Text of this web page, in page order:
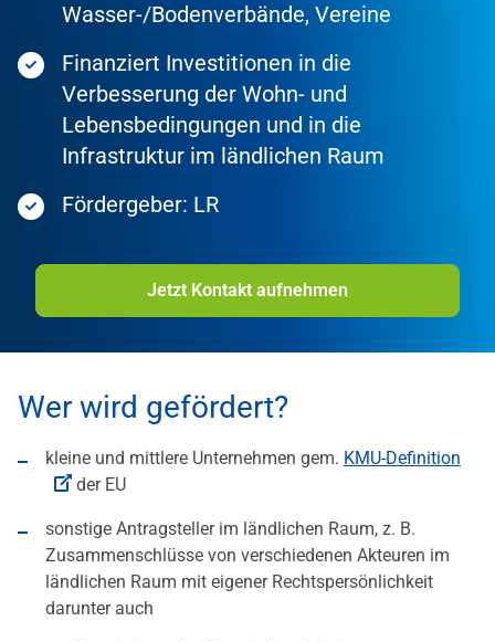
Wasser-/Bodenverbände, Vereine
Finanziert Investitionen in die
Verbesserung der Wohn- und
Lebensbedingungen und in die
Infrastruktur im ländlichen Raum
Fördergeber: LR
Jetzt Kontakt aufnehmen
Wer wird gefördert?
kleine und mittlere Unternehmen gem. KMU-Definition
der EU
sonstige Antragsteller im ländlichen Raum, z. B.
Zusammenschlüsse von verschiedenen Akteuren im
ländlichen Raum mit eigener Rechtspersönlichkeit
darunter auch